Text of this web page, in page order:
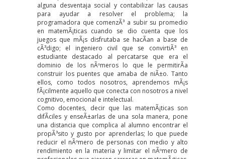
alguna desventaja social y contabilizar las causas
para ayudar a resolver el problema; la
programadora que comenzÃ³ a subir su promedio
en matemÃ¡ticas cuando se dio cuenta que los
juegos que mÃ¡s disfrutaba se hacÃ­an a base de
cÃ³digo; el ingeniero civil que se convirtiÃ³ en
estudiante destacado al percatarse que era el
dominio de los nÃºmeros lo que le permitirÃ­a
construir los puentes que amaba de niÃ±o. Tanto
ellos, como todos nosotros, aprendemos mÃ¡s
fÃ¡cilmente aquello que conecta con nosotros a nivel
cognitivo, emocional e intelectual.
Como docentes, decir que las matemÃ¡ticas son
difÃ­ciles y enseÃ±arlas de una sola manera, pone
una distancia que complica al alumno encontrar el
propÃ³sito y gusto por aprenderlas; lo que puede
reducir el nÃºmero de personas con medio y alto
rendimiento en la materia y limitar el nÃºmero de